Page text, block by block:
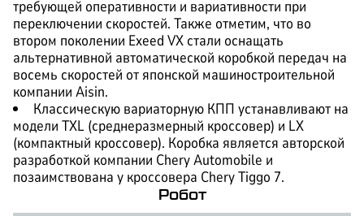
требующей оперативности и вариативности при
переключении скоростей. Также отметим, что во
втором поколении Exeed VX стали оснащать
альтернативной автоматической коробкой передач на
восемь скоростей от японской машиностроительной
компании Aisin.
Классическую вариаторную КПП устанавливают на
модели TXL (среднеразмерный кроссовер) и LX
(компактный кроссовер). Коробка является авторской
разработкой компании Chery Automobile и
позаимствована у кроссовера Chery Tiggo 7.
Робот